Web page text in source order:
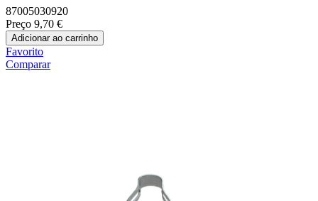
87005030920
Preço 9,70 €
Adicionar ao carrinho
Favorito
Comparar